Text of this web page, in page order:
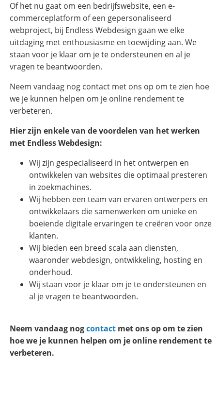
Of het nu gaat om een bedrijfswebsite, een e-
commerceplatform of een gepersonaliseerd
webproject, bij Endless Webdesign gaan we elke
uitdaging met enthousiasme en toewijding aan. We
staan voor je klaar om je te ondersteunen en al je
vragen te beantwoorden.
Neem vandaag nog contact met ons op om te zien hoe
we je kunnen helpen om je online rendement te
verbeteren.
Hier zijn enkele van de voordelen van het werken
met Endless Webdesign:
Wij zijn gespecialiseerd in het ontwerpen en
ontwikkelen van websites die optimaal presteren
in zoekmachines.
Wij hebben een team van ervaren ontwerpers en
ontwikkelaars die samenwerken om unieke en
boeiende digitale ervaringen te creëren voor onze
klanten.
Wij bieden een breed scala aan diensten,
waaronder webdesign, ontwikkeling, hosting en
onderhoud.
Wij staan voor je klaar om je te ondersteunen en
al je vragen te beantwoorden.
Neem vandaag nogcontact met ons op om te zien
hoe we je kunnen helpen om je online rendement te
verbeteren.